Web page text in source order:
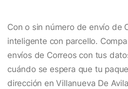
Con o sin número de envío de
inteligente con parcello.
envíos de Correos con tus
cuándo se espera que tu
dirección en Villanueva De